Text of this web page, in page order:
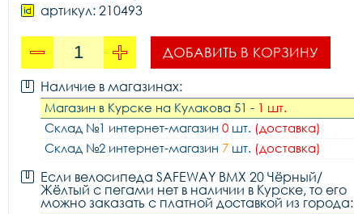
артикул: 210493
ДОБАВИТЬ В КОРЗИНУ
Наличие в магазинах:
Магазин в Курске на Кулакова 51 - 1 шт.
Склад №1 интернет-магазин 0 шт. (доставка)
Склад №2 интернет-магазин 7 шт. (доставка)
Если велосипеда SAFEWAY BMX 20 Чёрный/
Жёлтый с пегами нет в наличии в Курске, то его
можно заказать с платной доставкой из города: